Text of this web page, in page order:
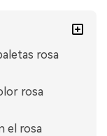
rosa
rosa
el rosa